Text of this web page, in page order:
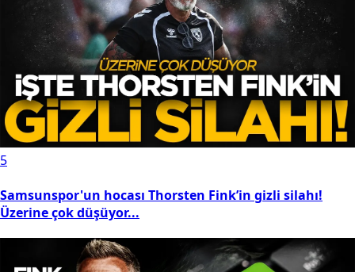
5
Samsunspor'un hocası Thorsten Fink’in gizli silahı!
Üzerine çok düşüyor...